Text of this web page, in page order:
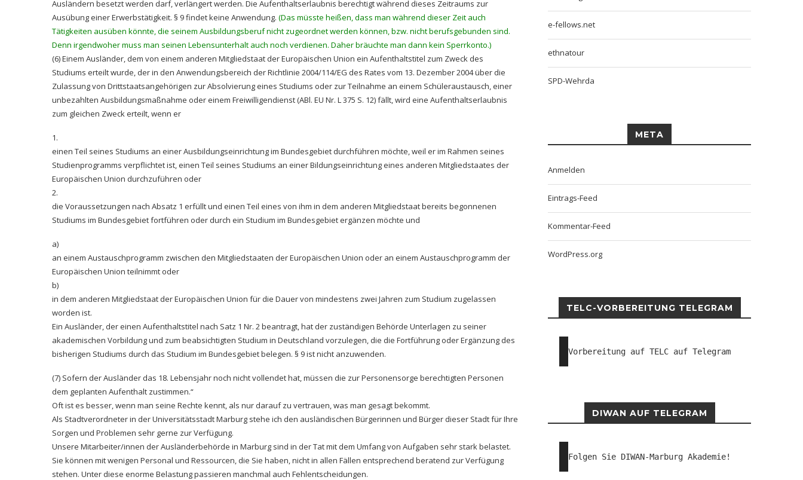
Ausländern besetzt werden darf, verlängert werden. Die Aufenthaltserlaubnis berechtigt während dieses Zeitraums zur
Ausübung einer Erwerbstätigkeit. § 9 findet keine Anwendung. (Das müsste heißen, dass man während dieser Zeit auch
Tätigkeiten ausüben könnte, die seinem Ausbildungsberuf nicht zugeordnet werden können, bzw. nicht berufsgebunden sind.
Denn irgendwoher muss man seinen Lebensunterhalt auch noch verdienen. Daher bräuchte man dann kein Sperrkonto.)
(6) Einem Ausländer, dem von einem anderen Mitgliedstaat der Europäischen Union ein Aufenthaltstitel zum Zweck des
Studiums erteilt wurde, der in den Anwendungsbereich der Richtlinie 2004/114/EG des Rates vom 13. Dezember 2004 über die
Zulassung von Drittstaatsangehörigen zur Absolvierung eines Studiums oder zur Teilnahme an einem Schüleraustausch, einer
unbezahlten Ausbildungsmaßnahme oder einem Freiwilligendienst (ABl. EU Nr. L 375 S. 12) fällt, wird eine Aufenthaltserlaubnis
zum gleichen Zweck erteilt, wenn er
1.
einen Teil seines Studiums an einer Ausbildungseinrichtung im Bundesgebiet durchführen möchte, weil er im Rahmen seines
Studienprogramms verpflichtet ist, einen Teil seines Studiums an einer Bildungseinrichtung eines anderen Mitgliedstaates der
Europäischen Union durchzuführen oder
2.
die Voraussetzungen nach Absatz 1 erfüllt und einen Teil eines von ihm in dem anderen Mitgliedstaat bereits begonnenen
Studiums im Bundesgebiet fortführen oder durch ein Studium im Bundesgebiet ergänzen möchte und
a)
an einem Austauschprogramm zwischen den Mitgliedstaaten der Europäischen Union oder an einem Austauschprogramm der
Europäischen Union teilnimmt oder
b)
in dem anderen Mitgliedstaat der Europäischen Union für die Dauer von mindestens zwei Jahren zum Studium zugelassen
worden ist.
Ein Ausländer, der einen Aufenthaltstitel nach Satz 1 Nr. 2 beantragt, hat der zuständigen Behörde Unterlagen zu seiner
akademischen Vorbildung und zum beabsichtigten Studium in Deutschland vorzulegen, die die Fortführung oder Ergänzung des
bisherigen Studiums durch das Studium im Bundesgebiet belegen. § 9 ist nicht anzuwenden.
(7) Sofern der Ausländer das 18. Lebensjahr noch nicht vollendet hat, müssen die zur Personensorge berechtigten Personen
dem geplanten Aufenthalt zustimmen.“
Oft ist es besser, wenn man seine Rechte kennt, als nur darauf zu vertrauen, was man gesagt bekommt.
Als Stadtverordneter in der Universitätsstadt Marburg stehe ich den ausländischen Bürgerinnen und Bürger dieser Stadt für Ihre
Sorgen und Problemen sehr gerne zur Verfügung.
Unsere Mitarbeiter/innen der Ausländerbehörde in Marburg sind in der Tat mit dem Umfang von Aufgaben sehr stark belastet.
Sie können mit wenigen Personal und Ressourcen, die Sie haben, nicht in allen Fällen entsprechend beratend zur Verfügung
stehen. Unter diese enorme Belastung passieren manchmal auch Fehlentscheidungen.
e-fellows.net
ethnatour
SPD-Wehrda
META
Anmelden
Eintrags-Feed
Kommentar-Feed
WordPress.org
TELC-VORBEREITUNG TELEGRAM
Vorbereitung auf TELC auf Telegram
DIWAN AUF TELEGRAM
Folgen Sie DIWAN-Marburg Akademie!